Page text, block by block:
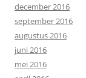
december 2016
september 2016
augustus 2016
juni 2016
mei 2016